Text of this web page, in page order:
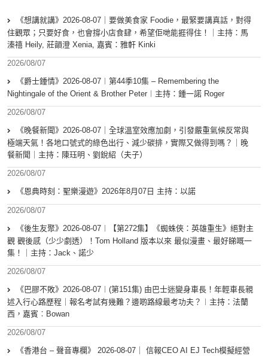
《想講就講》2026-08-07｜要做美食家 Foodie，最緊要講真話，對得
住觀眾；只要好食，也會撐小店食肆，希望佢哋能捱得住！｜主持：馬
溱禧 Heily, 莊韻澄 Xenia, 嘉賓：雅軒 Kinki
2026/08/07
《爵士鍾情》2026-08-07︱第44季10集 – Remembering the
Nightingale of the Orient & Brother Peter︱主持：鍾一諾 Roger
2026/08/07
《晚餐新聞》2026-08-07｜全球溫室效應加劇，引發嚴重氣候反常與
極端天氣！各地口號式的綠色出行、減少碳排，實際又做得到嗎？｜晚
餐新聞｜主持：陳珏明、劉銳紹（夫子）
2026/08/07
《恩典時刻：聖樂漫遊》2026年8月07日 主持：以諾
2026/08/07
《後生友聚》2026-08-07︱【第272集】《蜘蛛俠：英雄重生》絕對主
觀 觀後感（少少劇透）！Tom Holland 版本以來 最似漫畫、最好睇嘅一
集！｜主持：Jack、諾少
2026/08/07
《巴膠不敗》2026-08-07︱(第151集) 由巴士迷變身車長！年輕車長親
述入行心路歷程｜報名考試有幾難？邊啲路線最考功夫？︱主持：法蘭
西，嘉賓︰Bowan
2026/08/07
《香港台 – 聲音專欄》 2026-08-07｜ 信報CEO AI EJ Tech模擬經營